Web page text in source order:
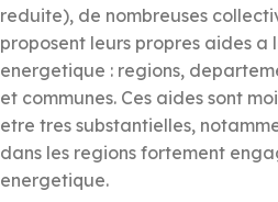
reduite), de nombreuses
proposent leurs propres aides a
energetique : regions,
et communes. Ces aides sont
etre tres substantielles,
dans les regions fortement
energetique.